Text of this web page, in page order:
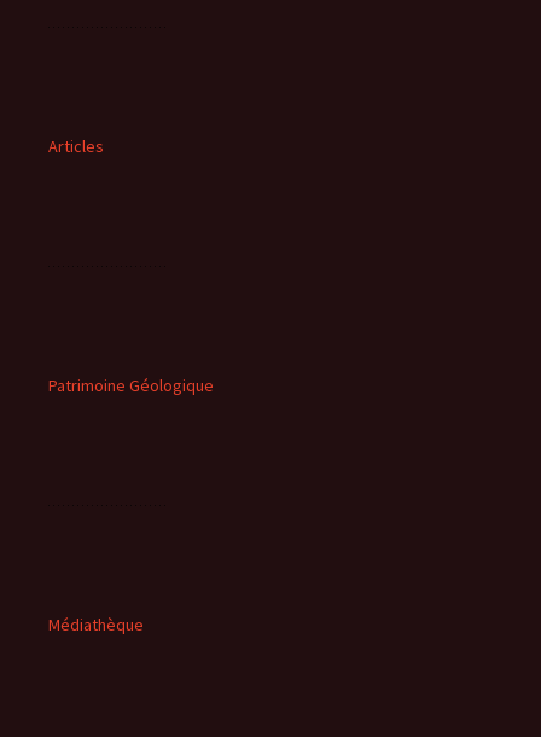
Articles
Patrimoine Géologique
Médiathèque